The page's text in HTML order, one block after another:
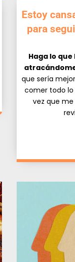
Estoy
para
Haga lo
que sería
comer todo
vez que